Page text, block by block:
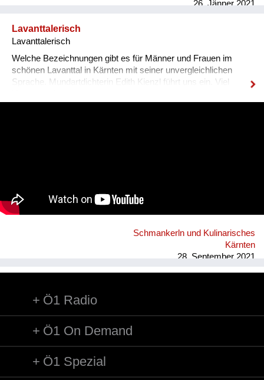
26. Jänner 2021
Lavanttalerisch
Lavanttalerisch
Welche Bezeichnungen gibt es für Männer und Frauen im
schönen Lavanttal in Kärnten mit seiner unvergleichlichen
Sprache. Mundartdichterin Edith Kienzl führt uns ein. Viel
Schmankerln und Kulinarisches
Kärnten
28. September 2021
Ö1 Radio
Ö1 On Demand
Ö1 Spezial